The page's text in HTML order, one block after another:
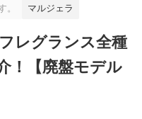
マルジェラ
レグランス全種
！【廃盤モデル